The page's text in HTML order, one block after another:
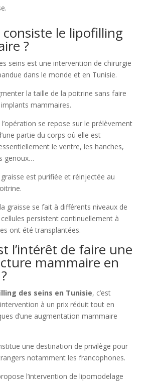
consiste le lipofilling
?
seins est une intervention de chirurgie
dans le monde et en Tunisie.
la taille de la poitrine sans faire
mammaires.
se repose sur le prélèvement
partie du corps où elle est
le ventre, les hanches,
genoux…
est purifiée et réinjectée au
graisse se fait à différents niveaux de
persistent continuellement à
ont été transplantées.
l’intérêt de faire une
mammaire en
des seins en Tunisie, c’est
à un prix réduit tout en
d’une augmentation mammaire
une destination de privilège pour
notamment les francophones.
l’intervention de lipomodelage